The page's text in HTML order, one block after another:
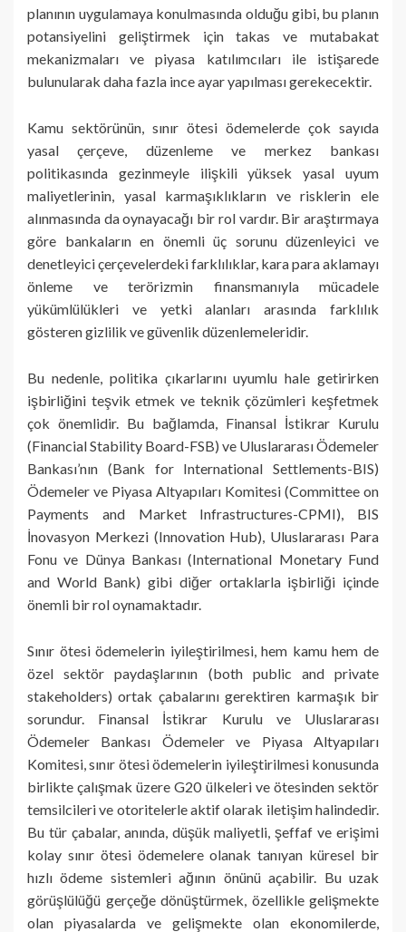
planının uygulamaya konulmasında olduğu gibi, bu planın
potansiyelini geliştirmek için takas ve mutabakat
mekanizmaları ve piyasa katılımcıları ile istişarede
bulunularak daha fazla ince ayar yapılması gerekecektir.
Kamu sektörünün, sınır ötesi ödemelerde çok sayıda
yasal çerçeve, düzenleme ve merkez bankası
politikasında gezinmeyle ilişkili yüksek yasal uyum
maliyetlerinin, yasal karmaşıklıkların ve risklerin ele
alınmasında da oynayacağı bir rol vardır. Bir araştırmaya
göre bankaların en önemli üç sorunu düzenleyici ve
denetleyici çerçevelerdeki farklılıklar, kara para aklamayı
önleme ve terörizmin finansmanıyla mücadele
yükümlülükleri ve yetki alanları arasında farklılık
gösteren gizlilik ve güvenlik düzenlemeleridir.
Bu nedenle, politika çıkarlarını uyumlu hale getirirken
işbirliğini teşvik etmek ve teknik çözümleri keşfetmek
çok önemlidir. Bu bağlamda, Finansal İstikrar Kurulu
(Financial Stability Board-FSB) ve Uluslararası Ödemeler
Bankası’nın (Bank for International Settlements-BIS)
Ödemeler ve Piyasa Altyapıları Komitesi (Committee on
Payments and Market Infrastructures-CPMI), BIS
İnovasyon Merkezi (Innovation Hub), Uluslararası Para
Fonu ve Dünya Bankası (International Monetary Fund
and World Bank) gibi diğer ortaklarla işbirliği içinde
önemli bir rol oynamaktadır.
Sınır ötesi ödemelerin iyileştirilmesi, hem kamu hem de
özel sektör paydaşlarının (both public and private
stakeholders) ortak çabalarını gerektiren karmaşık bir
sorundur. Finansal İstikrar Kurulu ve Uluslararası
Ödemeler Bankası Ödemeler ve Piyasa Altyapıları
Komitesi, sınır ötesi ödemelerin iyileştirilmesi konusunda
birlikte çalışmak üzere G20 ülkeleri ve ötesinden sektör
temsilcileri ve otoritelerle aktif olarak iletişim halindedir.
Bu tür çabalar, anında, düşük maliyetli, şeffaf ve erişimi
kolay sınır ötesi ödemelere olanak tanıyan küresel bir
hızlı ödeme sistemleri ağının önünü açabilir. Bu uzak
görüşlülüğü gerçeğe dönüştürmek, özellikle gelişmekte
olan piyasalarda ve gelişmekte olan ekonomilerde,